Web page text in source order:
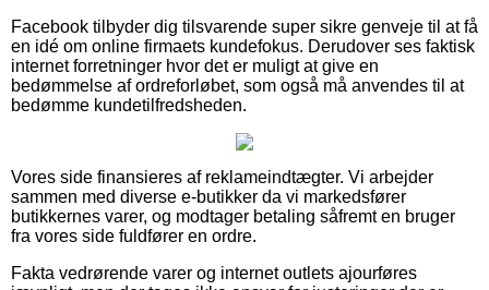
Facebook tilbyder dig tilsvarende super sikre genveje til at få
en idé om online firmaets kundefokus. Derudover ses faktisk
internet forretninger hvor det er muligt at give en
bedømmelse af ordreforløbet, som også må anvendes til at
bedømme kundetilfredsheden.
Vores side finansieres af reklameindtægter. Vi arbejder
sammen med diverse e-butikker da vi markedsfører
butikkernes varer, og modtager betaling såfremt en bruger
fra vores side fuldfører en ordre.
Fakta vedrørende varer og internet outlets ajourføres